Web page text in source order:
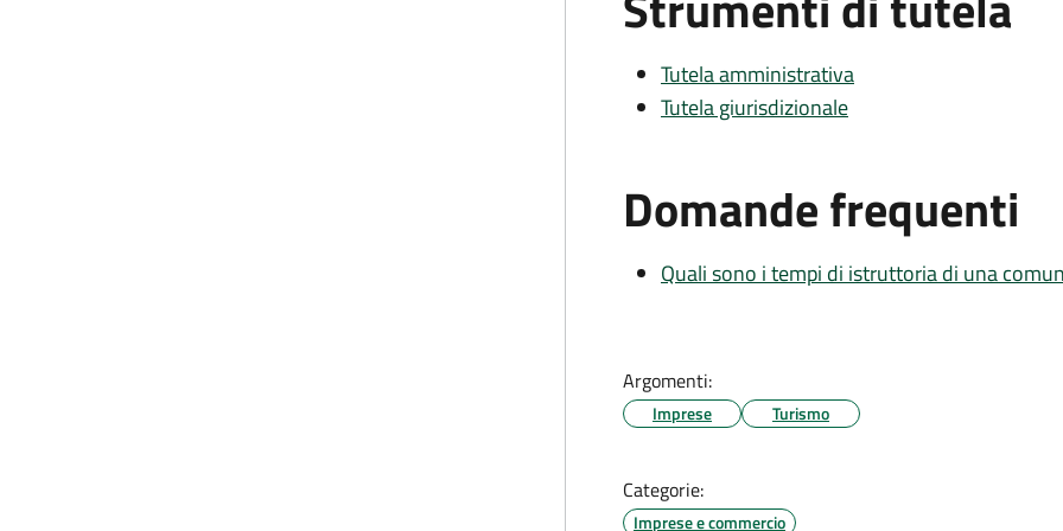
Tutela amministrativa
Tutela giurisdizionale
Domande frequenti
Quali sono i tempi di istruttoria di una
Argomenti:
Imprese Turismo
Categorie:
Imprese e commercio